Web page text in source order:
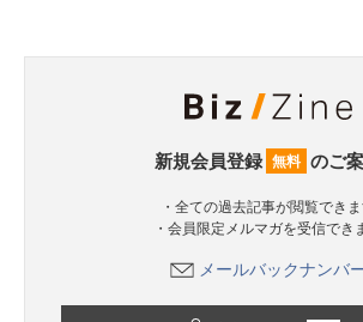
新規会員登録 無料 のご
・全ての過去記事が閲覧でき
・会員限定メルマガを受信でき
メールバックナンバ